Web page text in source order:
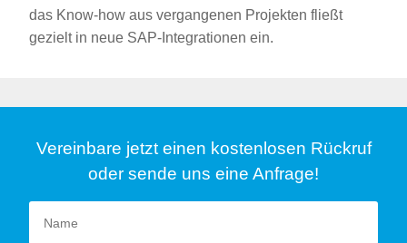
das Know-how aus vergangenen Projekten fließt
gezielt in neue SAP-Integrationen ein.
Vereinbare jetzt einen kostenlosen Rückruf
oder sende uns eine Anfrage!